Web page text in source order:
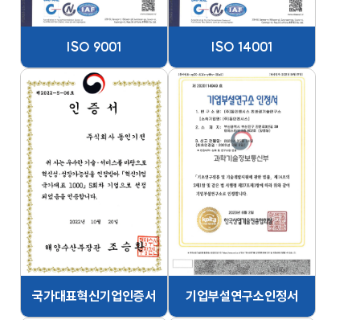
ISO 9001 ISO 14001
국가대표혁신기업인증서 기업부설연구소인정서